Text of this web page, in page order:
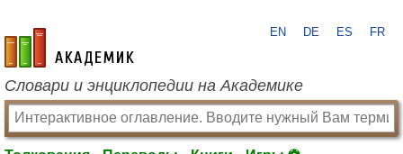
academic.ru
EN DE ES FR
Словари и энциклопедии на Академике